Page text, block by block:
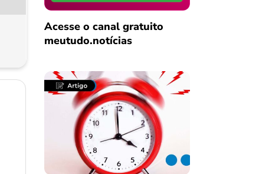
Acesse o canal gratuito
meutudo.notícias